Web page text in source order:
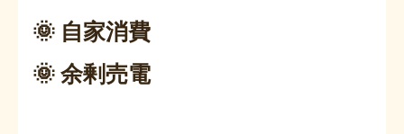
🌞 自家消費
🌞 余剰売電